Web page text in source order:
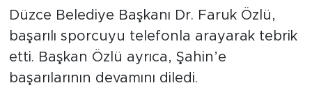
Düzce Belediye Başkanı Dr. Faruk Özlü,
başarılı sporcuyu telefonla arayarak tebrik
etti. Başkan Özlü ayrıca, Şahin’e
başarılarının devamını diledi.